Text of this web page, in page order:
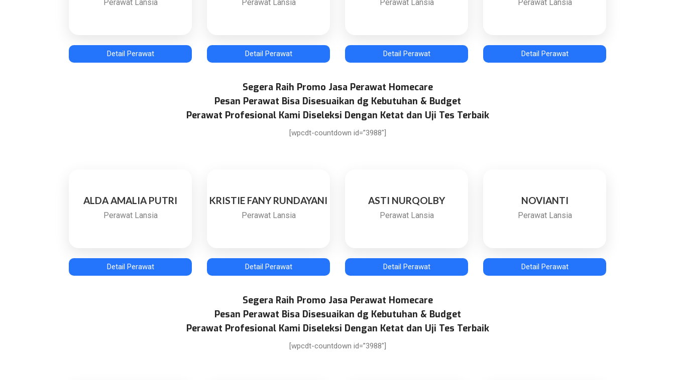
Perawat Lansia
Detail Perawat
Perawat Lansia
Detail Perawat
Perawat Lansia
Detail Perawat
Perawat Lansia
Detail Perawat
Segera Raih Promo Jasa Perawat Homecare
Pesan Perawat Bisa Disesuaikan dg Kebutuhan & Budget
Perawat Profesional Kami Diseleksi Dengan Ketat dan Uji Tes Terbaik
[wpcdt-countdown id=”3988″]
ALDA AMALIA PUTRI
Perawat Lansia
Detail Perawat
KRISTIE FANY RUNDAYANI
Perawat Lansia
Detail Perawat
ASTI NURQOLBY
Perawat Lansia
Detail Perawat
NOVIANTI
Perawat Lansia
Detail Perawat
Segera Raih Promo Jasa Perawat Homecare
Pesan Perawat Bisa Disesuaikan dg Kebutuhan & Budget
Perawat Profesional Kami Diseleksi Dengan Ketat dan Uji Tes Terbaik
[wpcdt-countdown id=”3988″]